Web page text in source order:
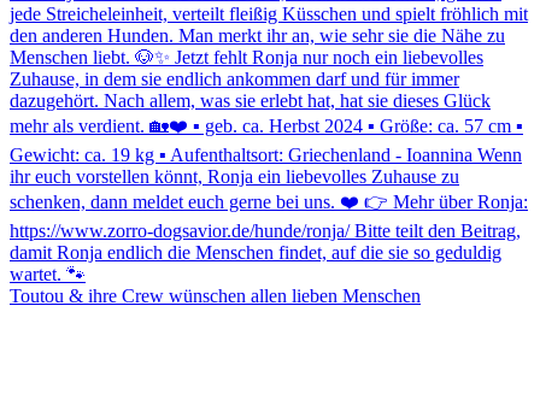
Toutou & ihre Crew wünschen allen lieben Menschen